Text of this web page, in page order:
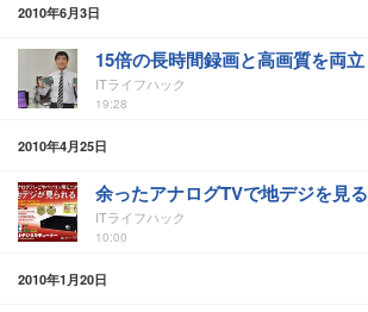
2010年6月3日
15倍の長時間録画と高画質を両立
ITライフハック
19:28
2010年4月25日
余ったアナログTVで地デジを見る
ITライフハック
10:00
2010年1月20日